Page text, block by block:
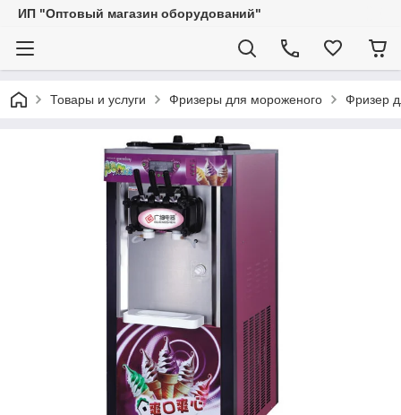
ИП "Оптовый магазин оборудований"
Товары и услуги Фризеры для мороженого Фризер